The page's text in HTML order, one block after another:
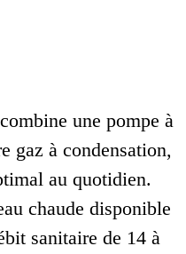
une pompe à
gaz à condensation,
au quotidien.
chaude disponible
sanitaire de 14 à